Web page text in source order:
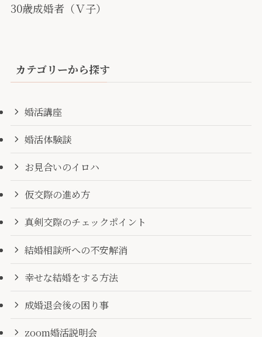
30歳成婚者（Ｖ子）
カテゴリーから探す
婚活講座
婚活体験談
お見合いのイロハ
仮交際の進め方
真剣交際のチェックポイント
結婚相談所への不安解消
幸せな結婚をする方法
成婚退会後の困り事
zoom婚活説明会